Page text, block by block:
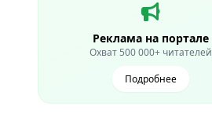
Реклама на портале
Охват 500 000+ читателей
Подробнее